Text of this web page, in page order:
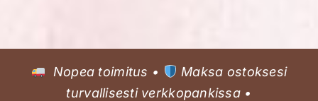
Nopea toimitus •
Maksa ostoksesi
turvallisesti verkkopankissa •